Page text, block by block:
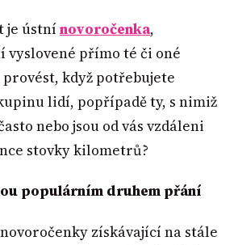
je ústní novoročenka,
vyslovené přímo té či oné
provést, když potřebujete
lidí, popřípadě ty, s nimiž
nebo jsou od vás vzdáleni
stovky kilometrů?
populárním druhem přání
získávající na stále